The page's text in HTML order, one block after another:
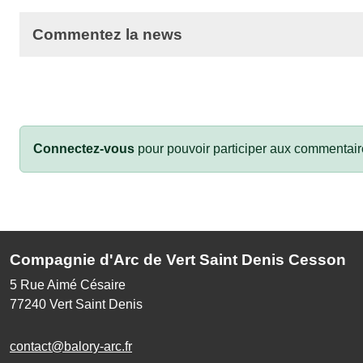
Commentez la news
Connectez-vous pour pouvoir participer aux
Compagnie d'Arc de Vert Saint Denis Cesson
5 Rue Aimé Césaire
77240 Vert Saint Denis
contact@balory-arc.fr